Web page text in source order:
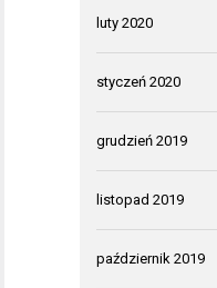
luty 2020
styczeń 2020
grudzień 2019
listopad 2019
październik 2019